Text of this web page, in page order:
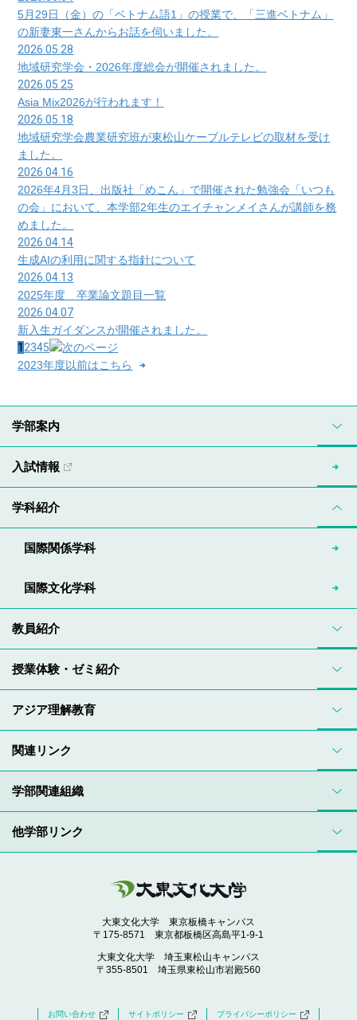
5月29日（金）の「ベトナム語1」の授業で、「三進ベトナム」
の新妻東一さんからお話を伺いました。
2026.05.28
地域研究学会・2026年度総会が開催されました。
2026.05.25
Asia Mix2026が行われます！
2026.05.18
地域研究学会農業研究班が東松山ケーブルテレビの取材を受け
ました。
2026.04.16
2026年4月3日、出版社「めこん」で開催された勉強会「いつも
の会」において、本学部2年生のエイチャンメイさんが講師を務
めました。
2026.04.14
生成AIの利用に関する指針について
2026.04.13
2025年度 卒業論文題目一覧
2026.04.07
新入生ガイダンスが開催されました。
1 2345
2023年度以前はこちら
学部関連組織
他学部リンク
大東文化大学 東京板橋キャンパス
〒175-8571 東京都板橋区高島平1-9-1
大東文化大学 埼玉東松山キャンパス
〒355-8501 埼玉県東松山市岩殿560
お問い合わせ サイトポリシー プライバシーポリシー
学部案内
入試情報
学科紹介
国際関係学科
国際文化学科
教員紹介
授業体験・ゼミ紹介
アジア理解教育
関連リンク